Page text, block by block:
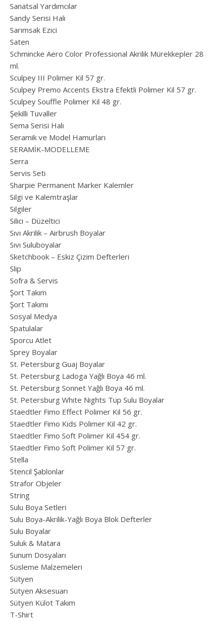
Sanatsal Yardımcılar
Sandy Serisi Halı
Sarımsak Ezici
Saten
Schmincke Aero Color Professional Akrilik Mürekkepler 28
ml.
Sculpey III Polimer Kil 57 gr.
Sculpey Premo Accents Ekstra Efektli Polimer Kil 57 gr.
Sculpey Souffle Polimer Kil 48 gr.
Şekilli Tuvaller
Sema Serisi Halı
Seramik ve Model Hamurları
SERAMİK-MODELLEME
Serra
Servis Seti
Sharpie Permanent Marker Kalemler
Silgi ve Kalemtraşlar
Silgiler
Silici – Düzeltici
Sıvı Akrilik – Airbrush Boyalar
Sıvı Suluboyalar
Sketchbook – Eskiz Çizim Defterleri
Slip
Sofra & Servis
Şort Takım
Şort Takımı
Sosyal Medya
Spatulalar
Sporcu Atlet
Sprey Boyalar
St. Petersburg Guaj Boyalar
St. Petersburg Ladoga Yağlı Boya 46 ml.
St. Petersburg Sonnet Yağlı Boya 46 ml.
St. Petersburg White Nights Tüp Sulu Boyalar
Staedtler Fimo Effect Polimer Kil 56 gr.
Staedtler Fimo Kids Polimer Kil 42 gr.
Staedtler Fimo Soft Polimer Kil 454 gr.
Staedtler Fimo Soft Polimer Kil 57 gr.
Stella
Stencil Şablonlar
Strafor Objeler
String
Sulu Boya Setleri
Sulu Boya-Akrilik-Yağlı Boya Blok Defterler
Sulu Boyalar
Suluk & Matara
Sunum Dosyaları
Süsleme Malzemeleri
Sütyen
Sütyen Aksesuarı
Sütyen Külot Takım
T-Shirt